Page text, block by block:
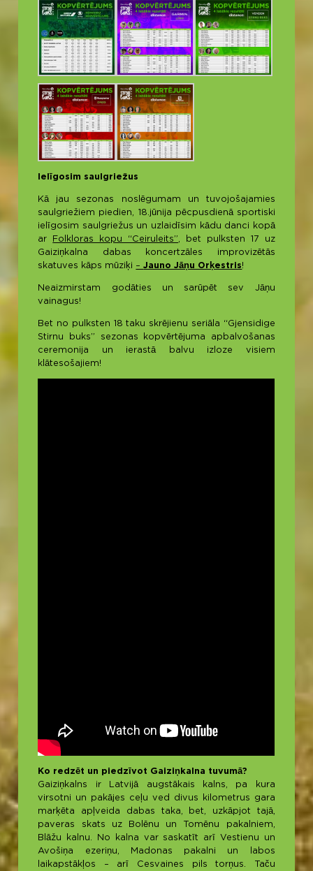
Ielīgosim saulgriežus
Kā jau sezonas noslēgumam un tuvojošajamies
saulgriežiem piedien, 18.jūnija pēcpusdienā sportiski
ielīgosim saulgriežus un uzlaidīsim kādu danci kopā
ar
Folkloras kopu “Ceiruleits” , bet pulksten 17 uz
Gaiziņkalna dabas koncertzāles improvizētās
skatuves kāps mūziķi –Jauno Jāņu Orķestris!
Neaizmirstam godāties un sarūpēt sev Jāņu
vainagus!
Bet no pulksten 18 taku skrējienu seriāla “Gjensidige
Stirnu buks” sezonas kopvērtējuma apbalvošanas
ceremonija un ierastā balvu izloze visiem
klātesošajiem!
Ko redzēt un piedzīvot Gaiziņkalna tuvumā?
Gaiziņkalns ir Latvijā augstākais kalns, pa kura
virsotni un pakājes ceļu ved divus kilometrus gara
marķēta apļveida dabas taka, bet, uzkāpjot tajā,
paveras skats uz Bolēnu un Tomēnu pakalniem,
Blāžu kalnu. No kalna var saskatīt arī Vestienu un
Avošiņa ezeriņu, Madonas pakalni un labos
laikapstākļos – arī Cesvaines pils torņus. Taču